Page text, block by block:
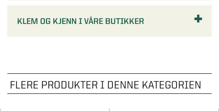
KLEM OG KJENN I VÅRE BUTIKKER
FLERE PRODUKTER I DENNE KATEGORIEN